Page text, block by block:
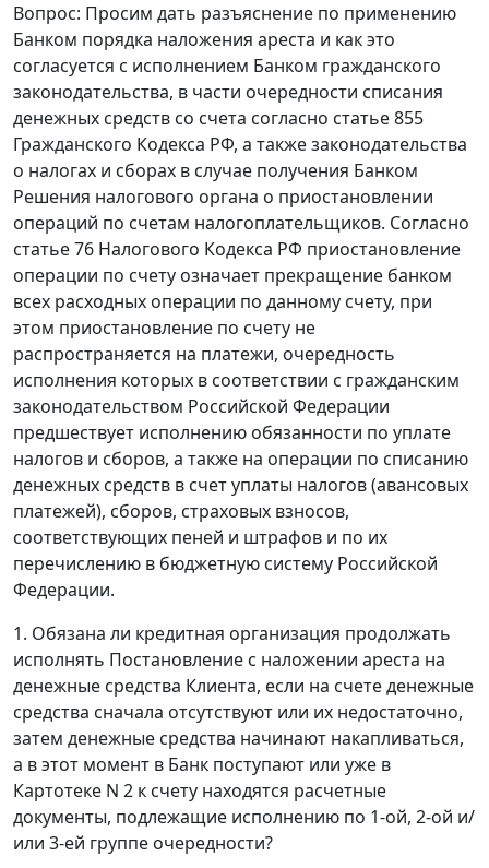
Вопрос: Просим дать разъяснение по применению
Банком порядка наложения ареста и как это
согласуется с исполнением Банком гражданского
законодательства, в части очередности списания
денежных средств со счета согласно статье 855
Гражданского Кодекса РФ, а также законодательства
о налогах и сборах в случае получения Банком
Решения налогового органа о приостановлении
операций по счетам налогоплательщиков. Согласно
статье 76 Налогового Кодекса РФ приостановление
операции по счету означает прекращение банком
всех расходных операции по данному счету, при
этом приостановление по счету не
распространяется на платежи, очередность
исполнения которых в соответствии с гражданским
законодательством Российской Федерации
предшествует исполнению обязанности по уплате
налогов и сборов, а также на операции по списанию
денежных средств в счет уплаты налогов (авансовых
платежей), сборов, страховых взносов,
соответствующих пеней и штрафов и по их
перечислению в бюджетную систему Российской
Федерации.
1. Обязана ли кредитная организация продолжать
исполнять Постановление с наложении ареста на
денежные средства Клиента, если на счете денежные
средства сначала отсутствуют или их недостаточно,
затем денежные средства начинают накапливаться,
а в этот момент в Банк поступают или уже в
Картотеке N 2 к счету находятся расчетные
документы, подлежащие исполнению по 1-ой, 2-ой и/
или 3-ей группе очередности?